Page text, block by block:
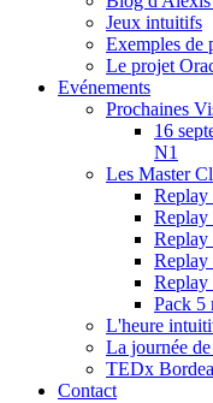
Jeux intuitifs
Exemples de
Le projet
Evénements
Prochaines
16
N1
Les Master
Replay
Replay
Replay
Replay
Pack 5
L'heure
La journée
TEDx
Contact